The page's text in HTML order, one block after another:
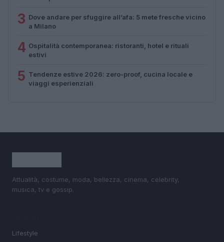
3 Dove andare per sfuggire all’afa: 5 mete fresche vicino
a Milano
4 Ospitalità contemporanea: ristoranti, hotel e rituali
estivi
5 Tendenze estive 2026: zero-proof, cucina locale e
viaggi esperienziali
Attualità, costume, moda, bellezza, cinema, celebrity,
musica, tv e gossip.
Lifestyle